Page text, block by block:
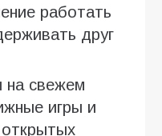
работать
друг
на свежем
игры и